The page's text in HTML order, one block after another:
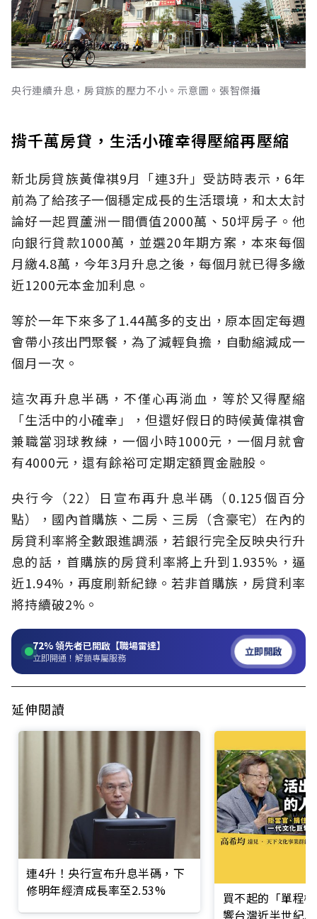
央行連續升息，房貸族的壓力不小。示意圖。張智傑攝
揹千萬房貸，生活小確幸得壓縮再壓縮
新北房貸族黃偉祺9月「連3升」受訪時表示，6年
前為了給孩子一個穩定成長的生活環境，和太太討
論好一起買蘆洲一間價值2000萬、50坪房子。他
向銀行貸款1000萬，並選20年期方案，本來每個
月繳4.8萬，今年3月升息之後，每個月就已得多繳
近1200元本金加利息。
等於一年下來多了1.44萬多的支出，原本固定每週
會帶小孩出門聚餐，為了減輕負擔，自動縮減成一
個月一次。
這次再升息半碼，不僅心再淌血，等於又得壓縮
「生活中的小確幸」，但還好假日的時候黃偉祺會
兼職當羽球教練，一個小時1000元，一個月就會
有4000元，還有餘裕可定期定額買金融股。
央行今（22）日宣布再升息半碼（0.125個百分
點），國內首購族、二房、三房（含豪宅）在內的
房貸利率將全數跟進調漲，若銀行完全反映央行升
息的話，首購族的房貸利率將上升到1.935%，逼
近1.94%，再度刷新紀錄。若非首購族，房貸利率
將持續破2%。
72%領先者已開啟【職場雷達】
立即開通！解鎖專屬服務 立即開啟
延伸閱讀
連4升！央行宣布升息半碼，下
修明年經濟成長率至2.53%
買不起的「單程
響台灣近半世紀